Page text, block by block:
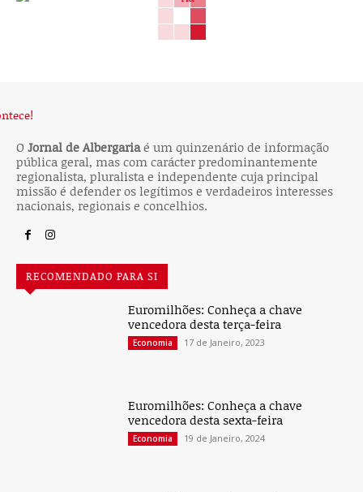
O Jornal de Albergariaé um quinzenário de informação
pública geral, mas com carácter predominantemente
regionalista, pluralista e independente cuja principal
missão é defender os legítimos e verdadeiros interesses
nacionais, regionais e concelhios.
RECOMENDADO PARA SI
Euromilhões: Conheça a chave
vencedora desta terça-feira
Economia 17 de Janeiro, 2023
Euromilhões: Conheça a chave
vencedora desta sexta-feira
Economia 19 de Janeiro, 2024